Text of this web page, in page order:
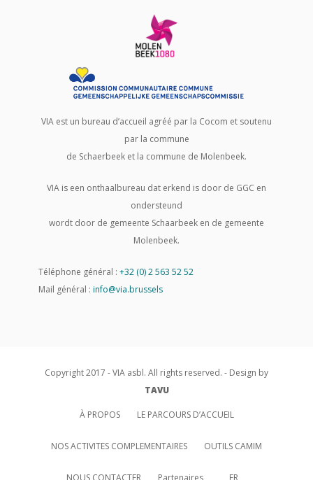
VIA est un bureau d’accueil agréé par la Cocom et soutenu
par la commune
de Schaerbeek et la commune de Molenbeek.
VIA is een onthaalbureau dat erkend is door de GGC en
ondersteund
wordt door de gemeente Schaarbeek en de gemeente
Molenbeek.
Téléphone général : +32 (0) 2 563 52 52
Mail général : info@via.brussels
Copyright 2017 - VIA asbl. All rights reserved. - Design by
TAVU
À PROPOS LE PARCOURS D’ACCUEIL
NOS ACTIVITES COMPLEMENTAIRES OUTILS CAMIM
NOUS CONTACTER Partenaires FR